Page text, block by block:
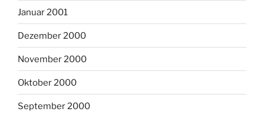
Januar 2001
Dezember 2000
November 2000
Oktober 2000
September 2000